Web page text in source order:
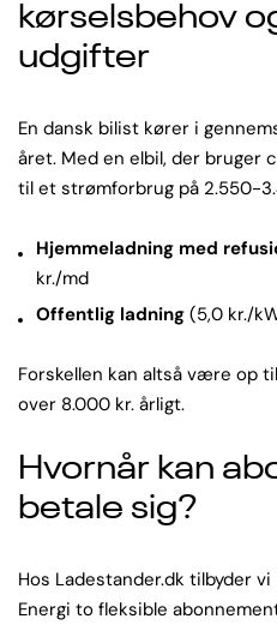
kørselsbehov
udgifter
En dansk bilist kører i
året. Med en elbil, der bruger
til et strømforbrug på 2.550-
Hjemmeladning med
kr./md
Offentlig ladning (5,0 kr./
Forskellen kan altså være op
over 8.000 kr. årligt.
Hvornår kan
betale sig?
Hos Ladestander.dk tilbyder
Energi to fleksible